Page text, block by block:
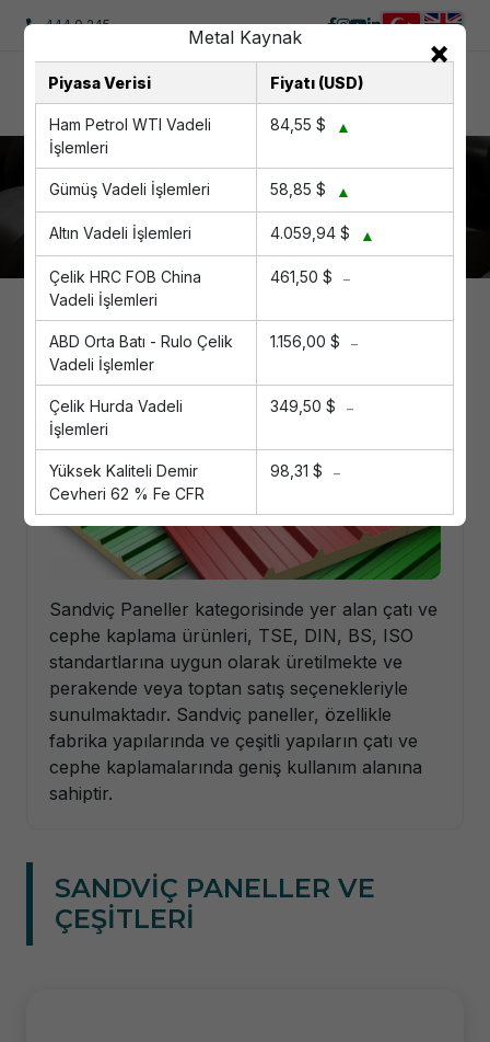
444 0 245
Sandviç Paneller
Anasayfa Ürün Kategorileri Sandviç Paneller
Sandviç Paneller kategorisinde yer alan çatı ve
cephe kaplama ürünleri, TSE, DIN, BS, ISO
standartlarına uygun olarak üretilmekte ve
perakende veya toptan satış seçenekleriyle
sunulmaktadır. Sandviç paneller, özellikle
fabrika yapılarında ve çeşitli yapıların çatı ve
cephe kaplamalarında geniş kullanım alanına
sahiptir.
SANDVİÇ PANELLER VE
ÇEŞİTLERİ